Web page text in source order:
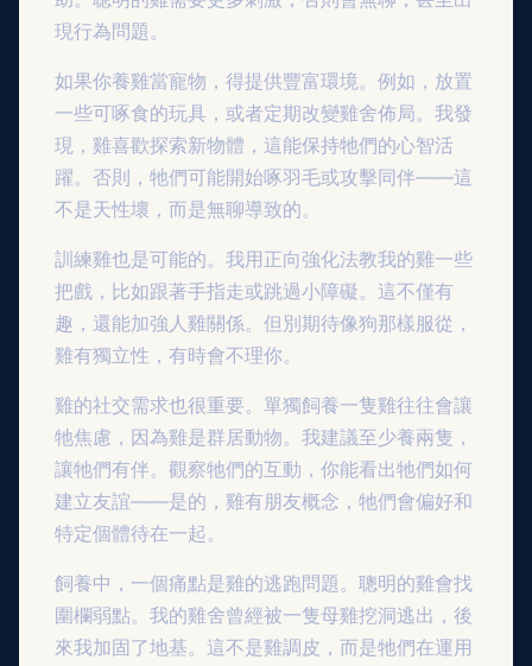
現行為問題。
如果你養雞當寵物，得提供豐富環境。例如，放置
一些可啄食的玩具，或者定期改變雞舍佈局。我發
現，雞喜歡探索新物體，這能保持牠們的心智活
躍。否則，牠們可能開始啄羽毛或攻擊同伴——這
不是天性壞，而是無聊導致的。
訓練雞也是可能的。我用正向強化法教我的雞一些
把戲，比如跟著手指走或跳過小障礙。這不僅有
趣，還能加強人雞關係。但別期待像狗那樣服從，
雞有獨立性，有時會不理你。
雞的社交需求也很重要。單獨飼養一隻雞往往會讓
牠焦慮，因為雞是群居動物。我建議至少養兩隻，
讓牠們有伴。觀察牠們的互動，你能看出牠們如何
建立友誼——是的，雞有朋友概念，牠們會偏好和
特定個體待在一起。
飼養中，一個痛點是雞的逃跑問題。聰明的雞會找
圍欄弱點。我的雞舍曾經被一隻母雞挖洞逃出，後
來我加固了地基。這不是雞調皮，而是牠們在運用